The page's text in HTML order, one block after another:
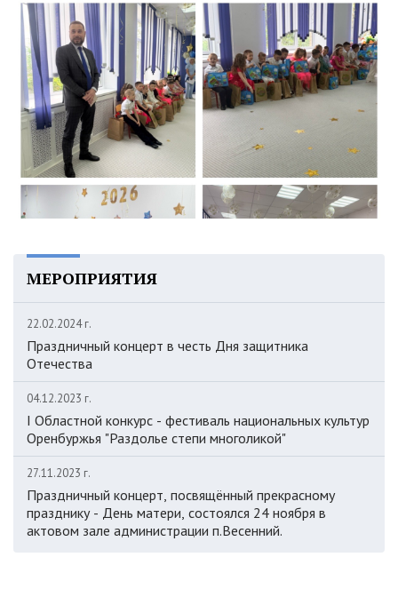
МЕРОПРИЯТИЯ
22.02.2024 г.
Праздничный концерт в честь Дня защитника
Отечества
04.12.2023 г.
I Областной конкурс - фестиваль национальных культур
Оренбуржья "Раздолье степи многоликой"
27.11.2023 г.
Праздничный концерт, посвящённый прекрасному
празднику - День матери, состоялся 24 ноября в
актовом зале администрации п.Весенний.